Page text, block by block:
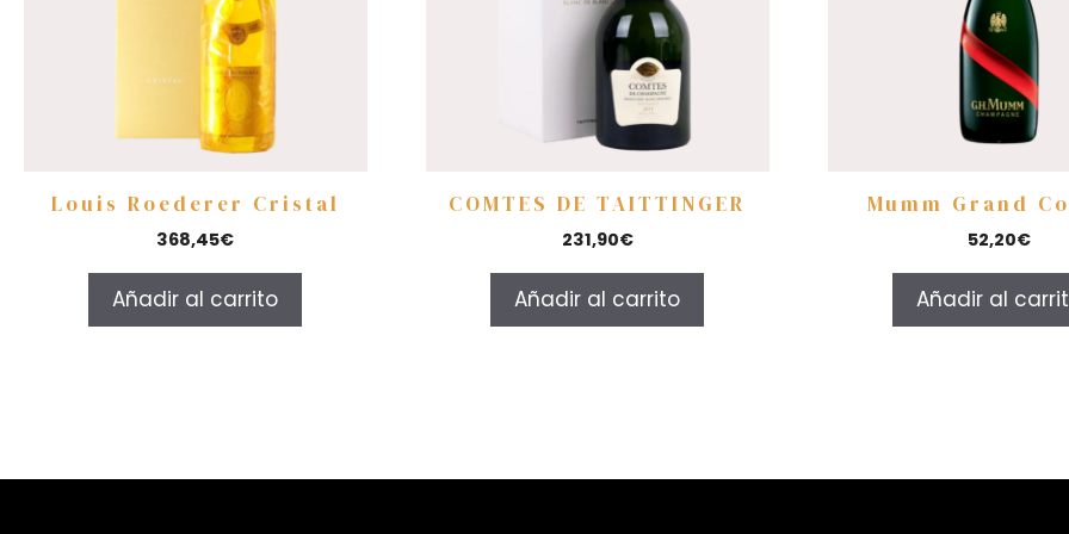
Louis Roederer Cristal
368,45€
Añadir al carrito
COMTES DE TAITTINGER
231,90€
Añadir al carrito
Mumm Grand
52,20€
Añadir al